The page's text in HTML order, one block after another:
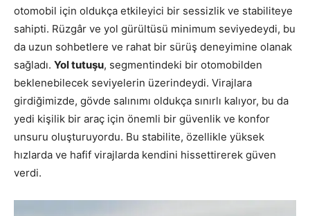
otomobil için oldukça etkileyici bir sessizlik ve stabiliteye
sahipti. Rüzgâr ve yol gürültüsü minimum seviyedeydi, bu
da uzun sohbetlere ve rahat bir sürüş deneyimine olanak
sağladı. Yol tutuşu, segmentindeki bir otomobilden
beklenebilecek seviyelerin üzerindeydi. Virajlara
girdiğimizde, gövde salınımı oldukça sınırlı kalıyor, bu da
yedi kişilik bir araç için önemli bir güvenlik ve konfor
unsuru oluşturuyordu. Bu stabilite, özellikle yüksek
hızlarda ve hafif virajlarda kendini hissettirerek güven
verdi.